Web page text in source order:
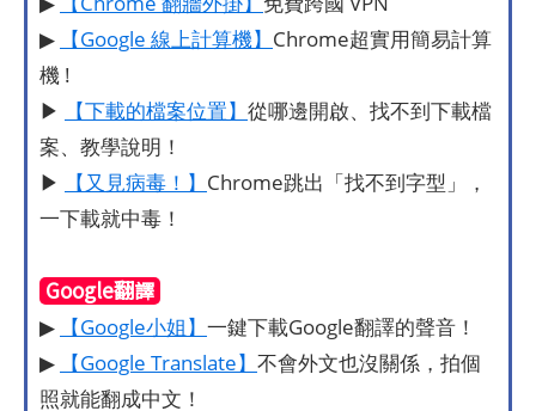
▶
【Google 線上計算機】 Chrome超實用簡易計算
機 !
▶
【下載的檔案位置】 從哪邊開啟、找不到下載檔
案、教學說明！
▶
【又見病毒！】 Chrome跳出「找不到字型」，
一下載就中毒！
Google翻譯
▶ 【Google小姐】 一鍵下載Google翻譯的聲音！
▶
【Google Translate】 不會外文也沒關係，拍個
照就能翻成中文！